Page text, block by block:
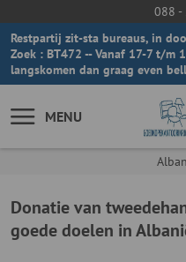
088 -
Restpartij zit-sta bureaus, in
Zoek : BT472 -- Vanaf 17-7 t/m
langskomen dan graag even
MENU
Donatie van
goede doelen in